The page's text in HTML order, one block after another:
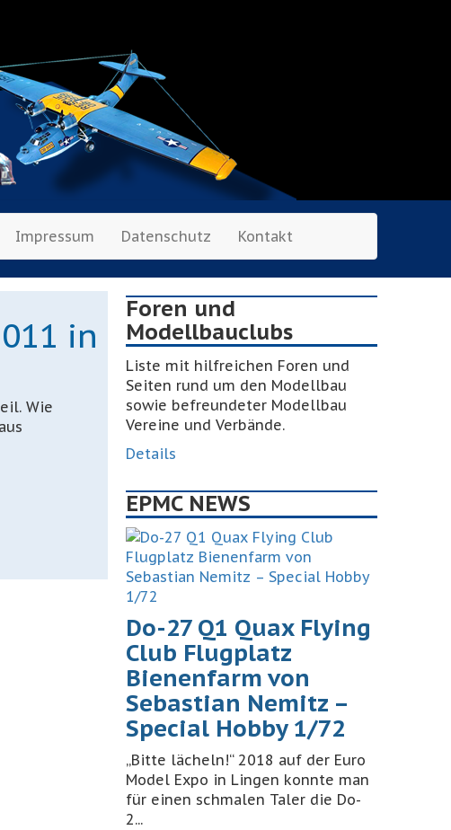
Impressum Datenschutz Kontakt
in
Wie
Foren und
Modellbauclubs
Liste mit hilfreichen Foren und
Seiten rund um den Modellbau
sowie befreundeter Modellbau
Vereine und Verbände.
Details
EPMC NEWS
Do-27 Q1 Quax Flying
Club Flugplatz
Bienenfarm von
Sebastian Nemitz –
Special Hobby 1/72
„Bitte lächeln!“ 2018 auf der Euro
Model Expo in Lingen konnte man
für einen schmalen Taler die Do-
2...